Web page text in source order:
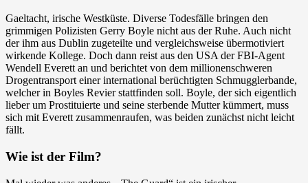
Gaeltacht, irische Westküste. Diverse Todesfälle bringen den
grimmigen Polizisten Gerry Boyle nicht aus der Ruhe. Auch nicht
der ihm aus Dublin zugeteilte und vergleichsweise übermotiviert
wirkende Kollege. Doch dann reist aus den USA der FBI-Agent
Wendell Everett an und berichtet von dem millionenschweren
Drogentransport einer international berüchtigten Schmugglerbande,
welcher in Boyles Revier stattfinden soll. Boyle, der sich eigentlich
lieber um Prostituierte und seine sterbende Mutter kümmert, muss
sich mit Everett zusammenraufen, was beiden zunächst nicht leicht
fällt.
Wie ist der Film?